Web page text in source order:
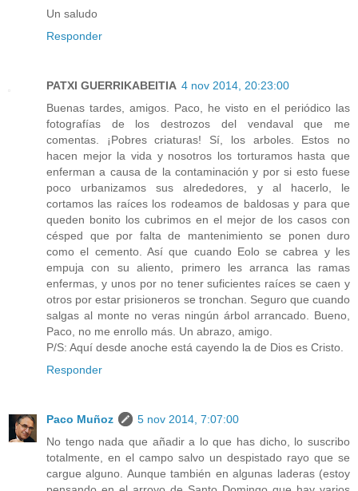
Un saludo
Responder
PATXI GUERRIKABEITIA 4 nov 2014, 20:23:00
Buenas tardes, amigos. Paco, he visto en el periódico las
fotografías de los destrozos del vendaval que me
comentas. ¡Pobres criaturas! Sí, los arboles. Estos no
hacen mejor la vida y nosotros los torturamos hasta que
enferman a causa de la contaminación y por si esto fuese
poco urbanizamos sus alrededores, y al hacerlo, le
cortamos las raíces los rodeamos de baldosas y para que
queden bonito los cubrimos en el mejor de los casos con
césped que por falta de mantenimiento se ponen duro
como el cemento. Así que cuando Eolo se cabrea y les
empuja con su aliento, primero les arranca las ramas
enfermas, y unos por no tener suficientes raíces se caen y
otros por estar prisioneros se tronchan. Seguro que cuando
salgas al monte no veras ningún árbol arrancado. Bueno,
Paco, no me enrollo más. Un abrazo, amigo.
P/S: Aquí desde anoche está cayendo la de Dios es Cristo.
Responder
Paco Muñoz
5 nov 2014, 7:07:00
No tengo nada que añadir a lo que has dicho, lo suscribo
totalmente, en el campo salvo un despistado rayo que se
cargue alguno. Aunque también en algunas laderas (estoy